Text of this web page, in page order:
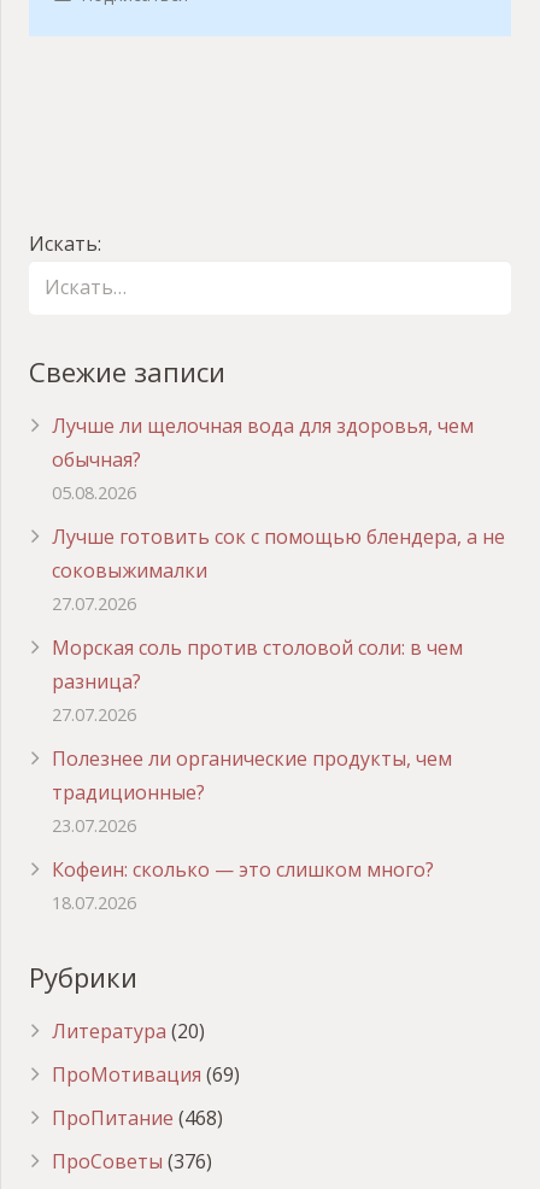
Искать:
Свежие записи
Лучше ли щелочная вода для здоровья, чем
обычная?
05.08.2026
Лучше готовить сок с помощью блендера, а не
соковыжималки
27.07.2026
Морская соль против столовой соли: в чем
разница?
27.07.2026
Полезнее ли органические продукты, чем
традиционные?
23.07.2026
Кофеин: сколько — это слишком много?
18.07.2026
Рубрики
Литература (20)
ПроМотивация (69)
ПроПитание (468)
ПроСоветы (376)